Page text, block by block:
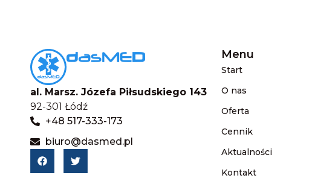
al. Marsz. Józefa Piłsudskiego 143
92-301 Łódź
+48 517-333-173
biuro@dasmed.pl
Menu
Start
O nas
Oferta
Cennik
Aktualności
Kontakt